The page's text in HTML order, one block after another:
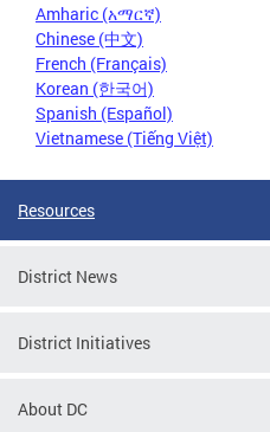
Amharic (አማርኛ)
Chinese (中文)
French (Français)
Korean (한국어)
Spanish (Español)
Vietnamese (Tiếng Việt)
Resources
District News
District Initiatives
About DC